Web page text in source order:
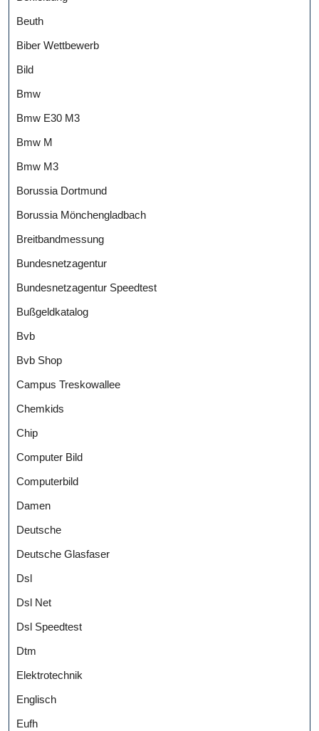
Beuth
Biber Wettbewerb
Bild
Bmw
Bmw E30 M3
Bmw M
Bmw M3
Borussia Dortmund
Borussia Mönchengladbach
Breitbandmessung
Bundesnetzagentur
Bundesnetzagentur Speedtest
Bußgeldkatalog
Bvb
Bvb Shop
Campus Treskowallee
Chemkids
Chip
Computer Bild
Computerbild
Damen
Deutsche
Deutsche Glasfaser
Dsl
Dsl Net
Dsl Speedtest
Dtm
Elektrotechnik
Englisch
Eufh